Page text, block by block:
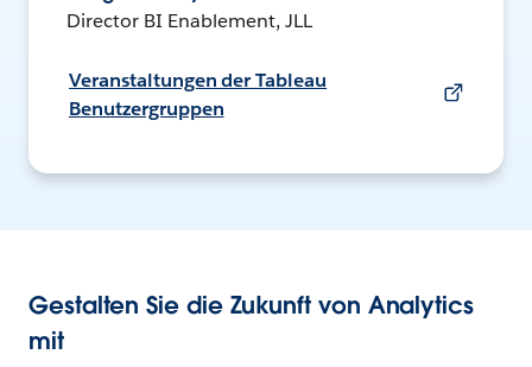
Director BI Enablement, JLL
Veranstaltungen der Tableau
Benutzergruppen
Gestalten Sie die Zukunft von Analytics
mit